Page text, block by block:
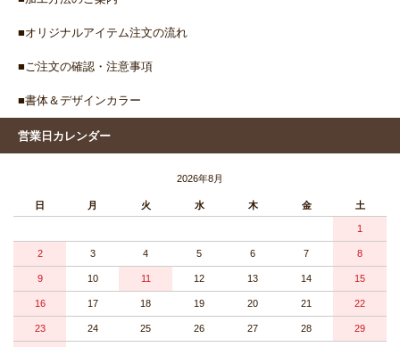
■オリジナルアイテム注文の流れ
■ご注文の確認・注意事項
■書体＆デザインカラー
営業日カレンダー
2026年8月
日 月 火 水 木 金 土
1
2 3 4 5 6 7 8
9 10 11 12 13 14 15
16 17 18 19 20 21 22
23 24 25 26 27 28 29